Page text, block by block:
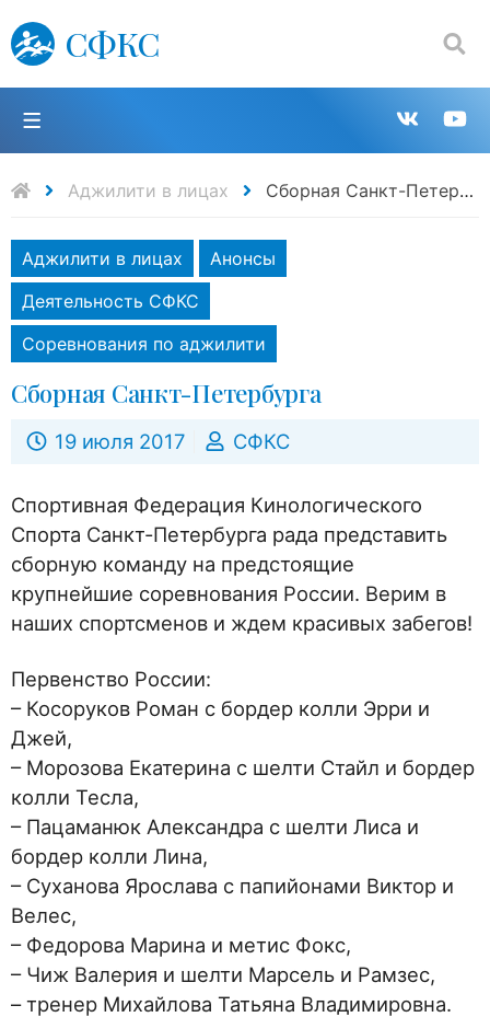
СФКС
Поиск:
в
Аджилити в лицах Сборная Санкт-Петербурга
Аджилити в лицах
Анонсы
Деятельность СФКС
Соревнования по аджилити
Сборная Санкт-Петербурга
19 июля 2017 СФКС
Спортивная Федерация Кинологического
Спорта Санкт-Петербурга рада представить
сборную команду на предстоящие
крупнейшие соревнования России. Верим в
наших спортсменов и ждем красивых забегов!
Первенство России:
– Косоруков Роман с бордер колли Эрри и
Джей,
– Морозова Екатерина с шелти Стайл и бордер
колли Тесла,
– Пацаманюк Александра с шелти Лиса и
бордер колли Лина,
– Суханова Ярослава с папийонами Виктор и
Велес,
– Федорова Марина и метис Фокс,
– Чиж Валерия и шелти Марсель и Рамзес,
– тренер Михайлова Татьяна Владимировна.